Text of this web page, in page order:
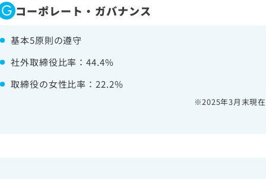
G コーポレート・ガバナンス
基本5原則の遵守
社外取締役比率：44.4%
取締役の女性比率：22.2%
※2025年3月末現在